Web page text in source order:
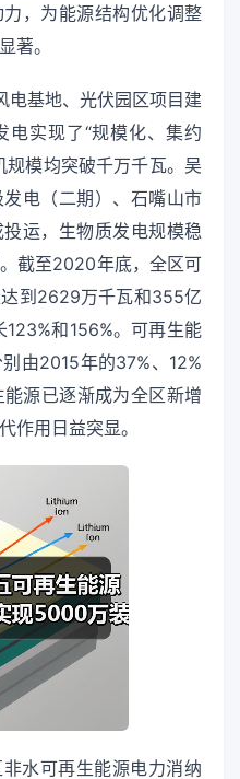
，为能源结构优化调整
著。
电基地、光伏园区项目建
电实现了“规模化、集约
规模均突破千万千瓦。吴
电（二期）、石嘴山市
运，生物质发电规模稳
截至2020年底，全区可
到2629万千瓦和355亿
和156%。可再生能
由2015年的37%、12%
源已逐渐成为全区新增
作用日益突显。
水可再生能源电力消纳